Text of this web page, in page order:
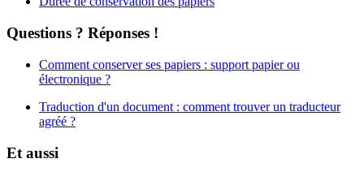
Questions ? Réponses !
Comment conserver ses papiers : support papier ou
électronique ?
Traduction d'un document : comment trouver un traducteur
agréé ?
Et aussi